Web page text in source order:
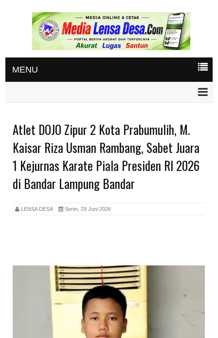
MENU
Atlet DOJO Zipur 2 Kota Prabumulih, M.
Kaisar Riza Usman Rambang, Sabet Juara
1 Kejurnas Karate Piala Presiden RI 2026
di Bandar Lampung Bandar
LENSA DESA Senin, 29 Juni 2026